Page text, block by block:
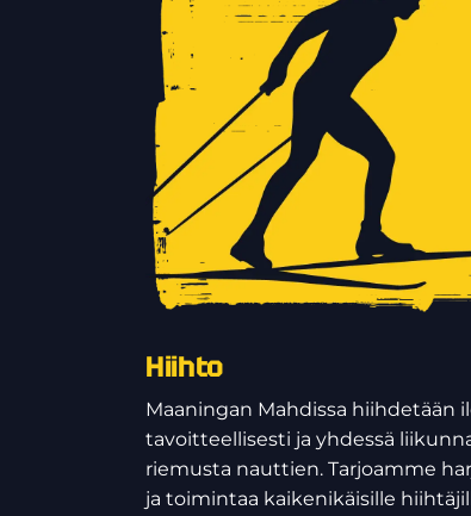
Hiihto
Maaningan Mahdissa hiihdetään
tavoitteellisesti ja yhdessä
riemusta nauttien. Tarjoamme
ja toimintaa kaikenikäisille